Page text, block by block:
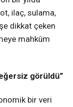
ilaç, sulama,
dikkat çeken
mahkûm
görüldü”
bir veri